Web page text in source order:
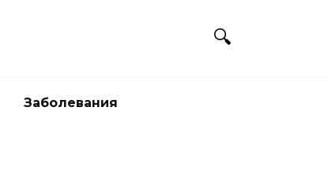
Заболевания